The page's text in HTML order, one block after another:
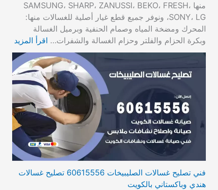
منها SAMSUNG، SHARP، ZANUSSI، BEKO، FRESH،
SONY، LG، ونوفر جميع قطع غيار أصلية للغسالات منها:
المحرك ومضخة المياه وصمام الحنفية وبرميل الغسالة
وبكرة الحزام والفلتر وحزام الغسالة والشفرات… اقرأ المزيد
فني تصليح غسالات الصليبيخات 60615556 تصليح غسالات
هندي وباكستاني بالكويت